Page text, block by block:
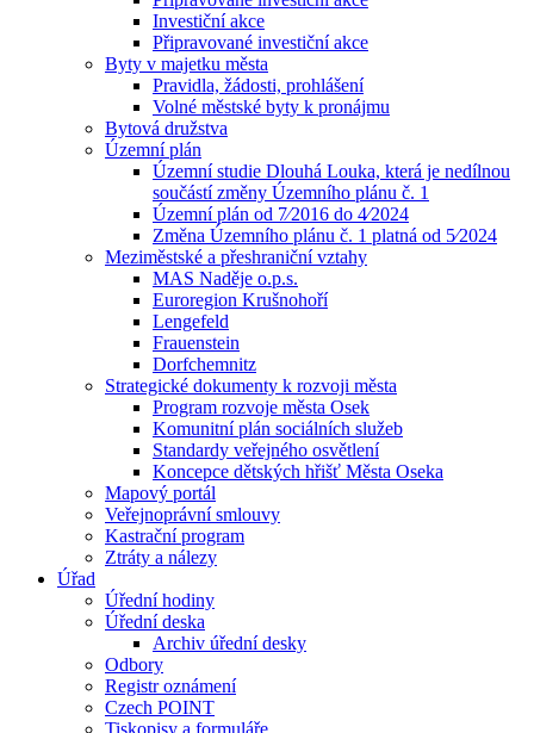
Investiční akce
Připravované investiční akce
Byty v majetku města
Pravidla, žádosti, prohlášení
Volné městské byty k pronájmu
Bytová družstva
Územní plán
Územní studie Dlouhá Louka, která je nedílnou
součástí změny Územního plánu č. 1
Územní plán od 7⁄2016 do 4⁄2024
Změna Územního plánu č. 1 platná od 5⁄2024
Meziměstské a přeshraniční vztahy
MAS Naděje o.p.s.
Euroregion Krušnohoří
Lengefeld
Frauenstein
Dorfchemnitz
Strategické dokumenty k rozvoji města
Program rozvoje města Osek
Komunitní plán sociálních služeb
Standardy veřejného osvětlení
Koncepce dětských hřišť Města Oseka
Mapový portál
Veřejnoprávní smlouvy
Kastrační program
Ztráty a nálezy
Úřad
Úřední hodiny
Úřední deska
Archiv úřední desky
Odbory
Registr oznámení
Czech POINT
Tiskopisy a formuláře